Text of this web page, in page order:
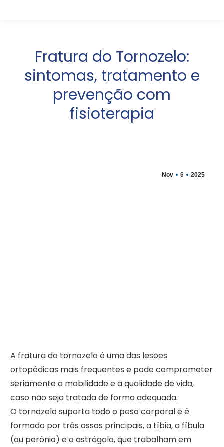
Fratura do Tornozelo:
sintomas, tratamento e
prevenção com
fisioterapia
Nov 6 2025
A fratura do tornozelo é uma das lesões
ortopédicas mais frequentes e pode comprometer
seriamente a mobilidade e a qualidade de vida,
caso não seja tratada de forma adequada.
O tornozelo suporta todo o peso corporal e é
formado por três ossos principais, a tíbia, a fíbula
(ou perónio) e o astrágalo, que trabalham em